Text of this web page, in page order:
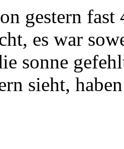
gestern
es war
sonne
sieht,